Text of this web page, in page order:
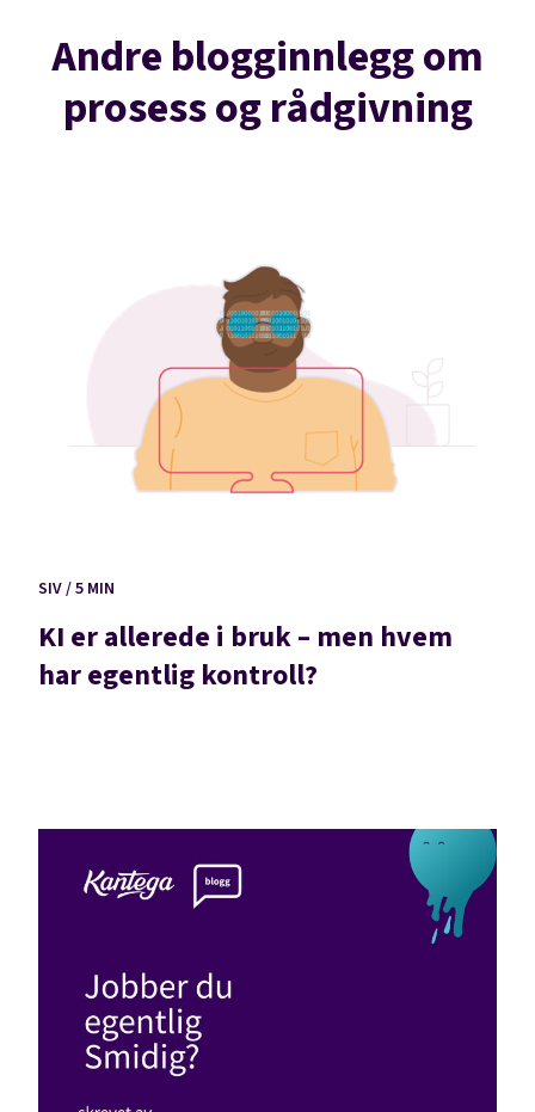
Andre blogginnlegg om
prosess og rådgivning
SIV / 5 MIN
KI er allerede i bruk – men hvem
har egentlig kontroll?